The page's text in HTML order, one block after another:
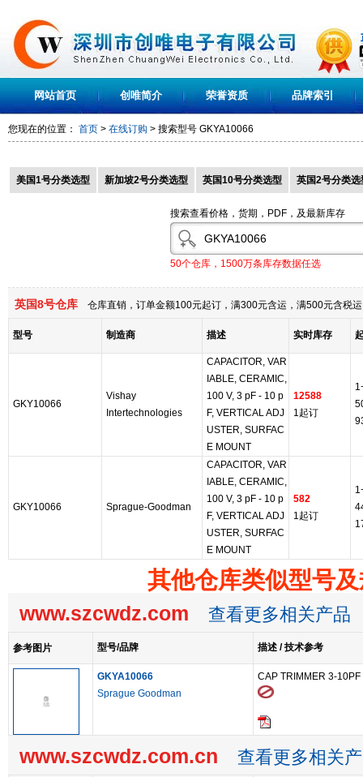
网站首页 创唯简介 荣誉资质 品牌索引
您现在的位置： 首页 > 在线订购 > 搜索型号 GKYA10066
美国1号分类选型 新加坡2号分类选型 英国10号分类选型 英国2号分类选
搜索查看价格，货期，PDF，及最新库存
50个仓库，1500万条库存数据任选
英国8号仓库 仓库直销，订单金额100元起订，满300元含运，满500元含税
型号 制造商 描述 实时库存
GKY10066
Vishay
Intertechnologies
CAPACITOR, VAR
IABLE, CERAMIC,
100 V, 3 pF - 10 p
F, VERTICAL ADJ
USTER, SURFAC
E MOUNT
12588
1起订
GKY10066 Sprague-Goodman
CAPACITOR, VAR
IABLE, CERAMIC,
100 V, 3 pF - 10 p
F, VERTICAL ADJ
USTER, SURFAC
E MOUNT
582
1起订
其他仓库类似型号
www.szcwdz.com 查看更多相关产品
参考图片 型号/品牌 描述 / 技术参考
GKYA10066
Sprague Goodman
CAP TRIMMER 3-
www.szcwdz.com.cn 查看更多相关